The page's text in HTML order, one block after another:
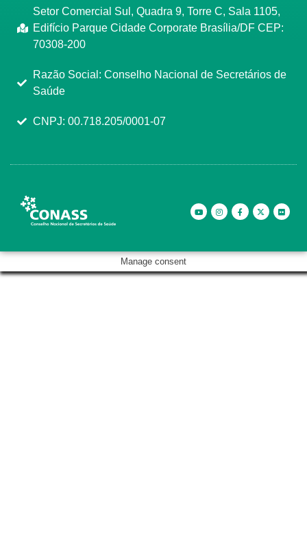
Setor Comercial Sul, Quadra 9, Torre C, Sala 1105,
Edifício Parque Cidade Corporate Brasília/DF CEP:
70308-200
Razão Social: Conselho Nacional de Secretários de
Saúde
CNPJ: 00.718.205/0001-07
Manage consent